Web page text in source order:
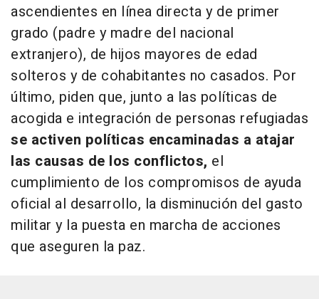
ascendientes en línea directa y de primer
grado (padre y madre del nacional
extranjero), de hijos mayores de edad
solteros y de cohabitantes no casados. Por
último, piden que, junto a las políticas de
acogida e integración de personas refugiadas
se activen políticas encaminadas a atajar
las causas de los conflictos, el
cumplimiento de los compromisos de ayuda
oficial al desarrollo, la disminución del gasto
militar y la puesta en marcha de acciones
que aseguren la paz.